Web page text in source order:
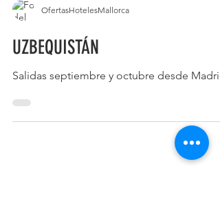
OfertasHotelesMallorca
UZBEQUISTÁN
Salidas septiembre y octubre desde